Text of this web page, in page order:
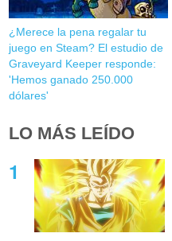
¿Merece la pena regalar tu
juego en Steam? El estudio de
Graveyard Keeper responde:
'Hemos ganado 250.000
dólares'
LO MÁS LEÍDO